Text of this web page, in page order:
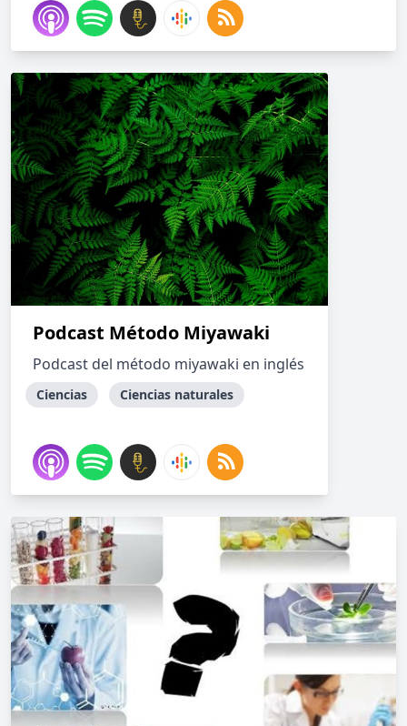
Podcast Método Miyawaki
Podcast del método miyawaki en inglés
Ciencias Ciencias naturales